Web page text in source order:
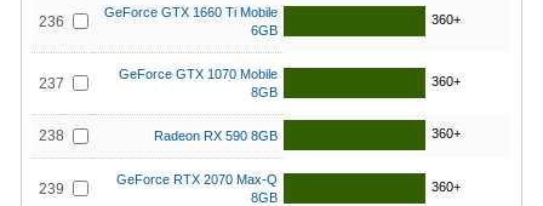
236
GeForce GTX 1660 Ti Mobile
6GB
360+
237
GeForce GTX 1070 Mobile
8GB
360+
238 Radeon RX 590 8GB 360+
239
GeForce RTX 2070 Max-Q
8GB
360+